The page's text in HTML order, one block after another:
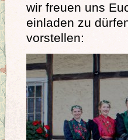
wir freuen uns
einladen zu
vorstellen: